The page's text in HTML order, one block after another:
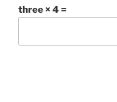
three × 4 =